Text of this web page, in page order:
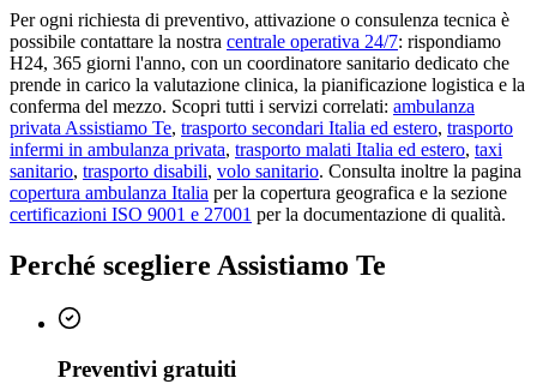
Per ogni richiesta di preventivo, attivazione o consulenza tecnica è
possibile contattare la nostra centrale operativa 24/7: rispondiamo
H24, 365 giorni l'anno, con un coordinatore sanitario dedicato che
prende in carico la valutazione clinica, la pianificazione logistica e la
conferma del mezzo. Scopri tutti i servizi correlati: ambulanza
privata Assistiamo Te, trasporto secondari Italia ed estero, trasporto
infermi in ambulanza privata, trasporto malati Italia ed estero, taxi
sanitario, trasporto disabili, volo sanitario. Consulta inoltre la pagina
copertura ambulanza Italia per la copertura geografica e la sezione
certificazioni ISO 9001 e 27001 per la documentazione di qualità.
Perché scegliere Assistiamo Te
Preventivi gratuiti